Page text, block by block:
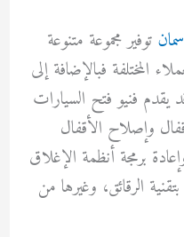
توفير مجموعة متنوعة
المختلفة فبالإضافة إلى
يقدم فنيو فتح السيارات
وإصلاح الأقفال
برمجة أنظمة الإغلاق
الرقائق، وغيرها من